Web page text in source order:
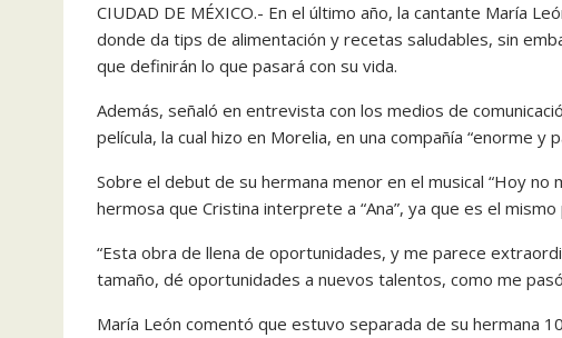
CIUDAD DE MÉXICO.- En el último año, la cantante María
donde da tips de alimentación y recetas saludables, sin
que definirán lo que pasará con su vida.
Además, señaló en entrevista con los medios de
película, la cual hizo en Morelia, en una compañía “enorme y
Sobre el debut de su hermana menor en el musical “Hoy no
hermosa que Cristina interprete a “Ana”, ya que es el
“Esta obra de llena de oportunidades, y me parece
tamaño, dé oportunidades a nuevos talentos, como me
María León comentó que estuvo separada de su hermana